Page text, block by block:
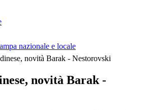
nazionale e locale
novità Barak - Nestorovski
novità Barak -